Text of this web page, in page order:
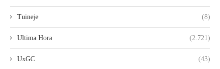
Tuineje (8)
Ultima Hora (2.721)
UxGC (43)